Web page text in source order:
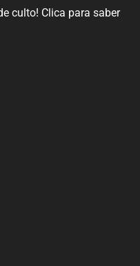
culto! Clica para saber